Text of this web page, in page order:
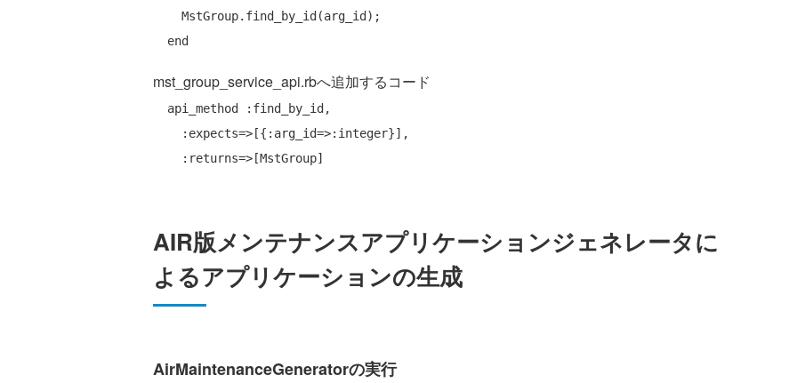
end
mst_group_service_api.rbへ追加するコード
  api_method :find_by_id,
AIR版メンテナンスアプリケーションジェネレータに
よるアプリケーションの生成
AirMaintenanceGeneratorの実行